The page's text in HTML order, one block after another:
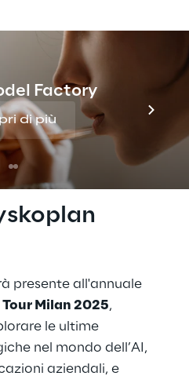
Factory
di più
2025, un'opportunità
dati e applicazioni
nuova,
il modo in cui
e cresciamo.
presente all'annuale
Tour Milan 2025,
le ultime
nel mondo dell’AI,
aziendali, e